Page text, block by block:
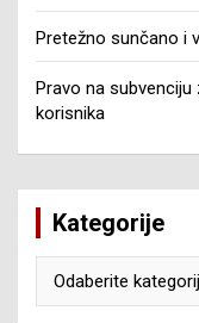
Pretežno sunčano i
Pravo na subvenciju
korisnika
Kategorije